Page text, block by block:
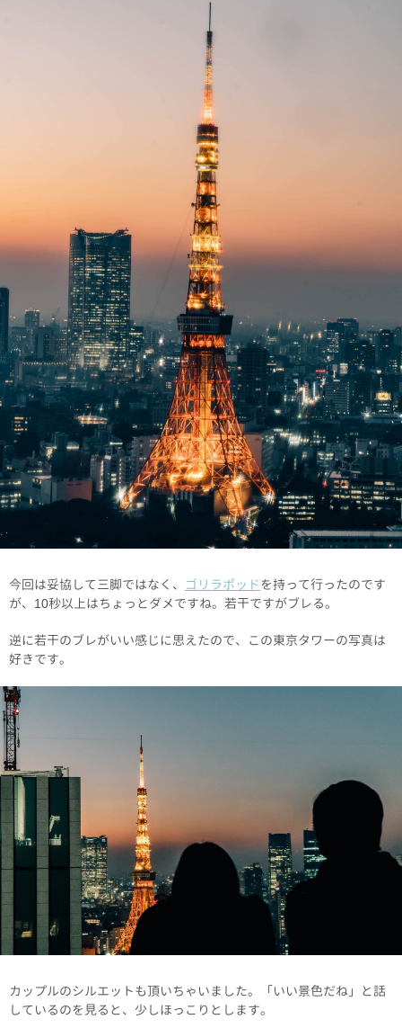
今回は妥協して三脚ではなく、 ゴリラポッドを持って行ったのです
が、10秒以上はちょっとダメですね。若干ですがブレる。
逆に若干のブレがいい感じに思えたので、この東京タワーの写真は
好きです。
カップルのシルエットも頂いちゃいました。「いい景色だね」と話
しているのを見ると、少しほっこりとします。